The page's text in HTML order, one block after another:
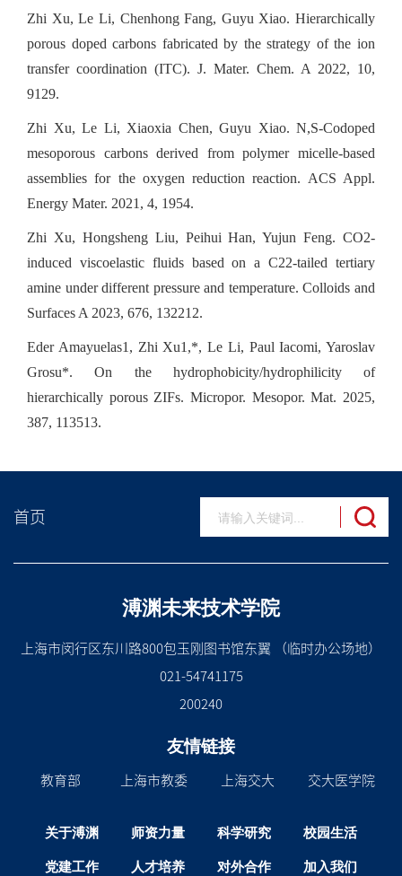
Zhi Xu, Le Li, Chenhong Fang, Guyu Xiao. Hierarchically
porous doped carbons fabricated by the strategy of the ion
transfer coordination (ITC). J. Mater. Chem. A 2022, 10,
9129.
Zhi Xu, Le Li, Xiaoxia Chen, Guyu Xiao. N,S-Codoped
mesoporous carbons derived from polymer micelle-based
assemblies for the oxygen reduction reaction. ACS Appl.
Energy Mater. 2021, 4, 1954.
Zhi Xu, Hongsheng Liu, Peihui Han, Yujun Feng. CO2-
induced viscoelastic fluids based on a C22-tailed tertiary
amine under different pressure and temperature. Colloids and
Surfaces A 2023, 676, 132212.
Eder Amayuelas1, Zhi Xu1,*, Le Li, Paul Iacomi, Yaroslav
Grosu*. On the hydrophobicity/hydrophilicity of
hierarchically porous ZIFs. Micropor. Mesopor. Mat. 2025,
387, 113513.
首页
溥渊未来技术学院
上海市闵行区东川路800包玉刚图书馆东翼 （临时办公场地）
021-54741175
200240
友情链接
教育部 上海市教委 上海交大 交大医学院
关于溥渊 师资力量 科学研究 校园生活
党建工作 人才培养 对外合作 加入我们